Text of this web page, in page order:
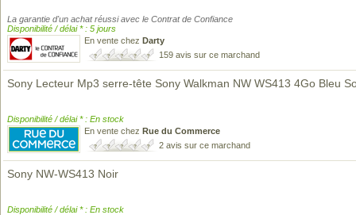
La garantie d'un achat réussi avec le Contrat de Confiance
Disponibilité / délai * : 5 jours
En vente chez Darty
159 avis sur ce marchand
Sony Lecteur Mp3 serre-tête Sony Walkman NW WS413 4Go Bleu
Disponibilité / délai * : En stock
En vente chez Rue du Commerce
2 avis sur ce marchand
Sony NW-WS413 Noir
Disponibilité / délai * : En stock